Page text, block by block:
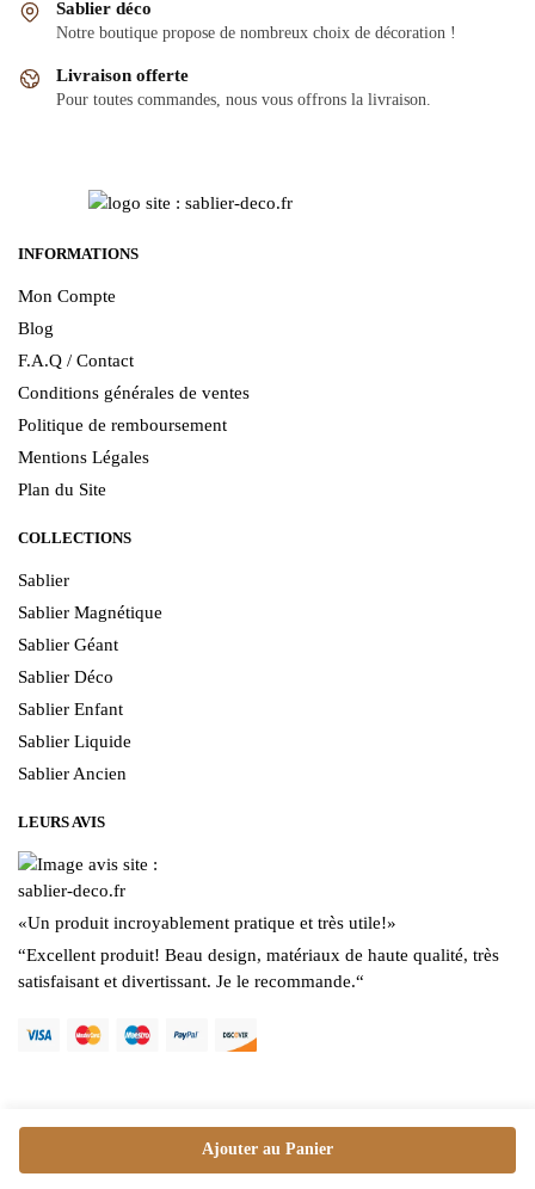
Ajouter au Panier
Sablier déco
Notre boutique propose de nombreux choix de décoration !
Livraison offerte
Pour toutes commandes, nous vous offrons la livraison.
INFORMATIONS
Mon Compte
Blog
F.A.Q / Contact
Conditions générales de ventes
Politique de remboursement
Mentions Légales
Plan du Site
COLLECTIONS
Sablier
Sablier Magnétique
Sablier Géant
Sablier Déco
Sablier Enfant
Sablier Liquide
Sablier Ancien
LEURS AVIS
«Un produit incroyablement pratique et très utile!»
“Excellent produit! Beau design, matériaux de haute qualité, très
satisfaisant et divertissant. Je le recommande.“